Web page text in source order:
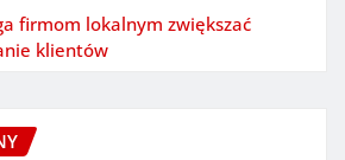
firmom lokalnym zwiększać
klientów